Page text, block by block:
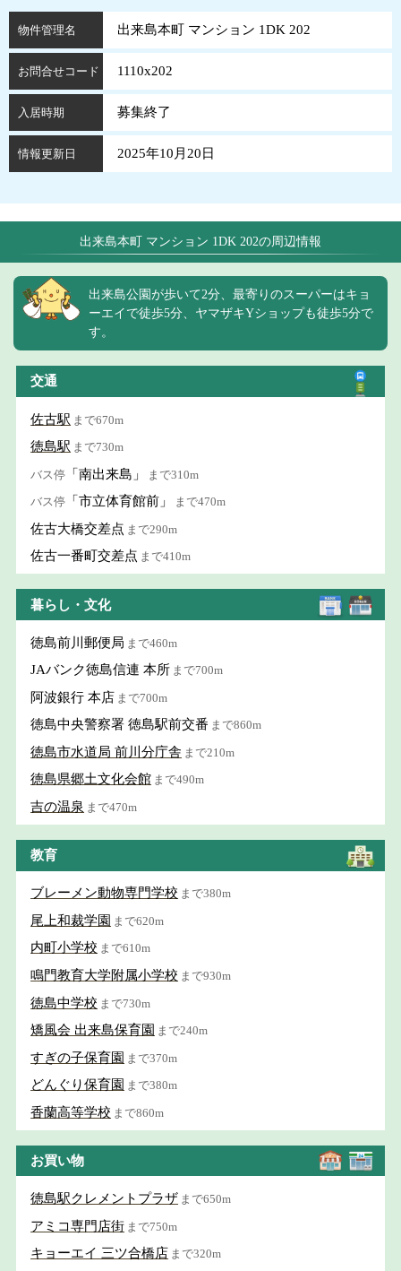
物件管理名 出来島本町 マンション 1DK 202
お問合せコード 1110x202
入居時期 募集終了
情報更新日 2025年10月20日
出来島本町 マンション 1DK 202の周辺情報
出来島公園が歩いて2分、最寄りのスーパーはキョ
ーエイで徒歩5分、ヤマザキYショップも徒歩5分で
す。
交通
佐古駅 まで670m
徳島駅 まで730m
バス停 「南出来島」 まで310m
バス停 「市立体育館前」 まで470m
佐古大橋交差点 まで290m
佐古一番町交差点 まで410m
暮らし・文化
徳島前川郵便局 まで460m
JAバンク徳島信連 本所 まで700m
阿波銀行 本店 まで700m
徳島中央警察署 徳島駅前交番 まで860m
徳島市水道局 前川分庁舎 まで210m
徳島県郷土文化会館 まで490m
吉の温泉 まで470m
教育
ブレーメン動物専門学校 まで380m
尾上和裁学園 まで620m
内町小学校 まで610m
鳴門教育大学附属小学校 まで930m
徳島中学校 まで730m
矯風会 出来島保育園 まで240m
すぎの子保育園 まで370m
どんぐり保育園 まで380m
香蘭高等学校 まで860m
お買い物
徳島駅クレメントプラザ まで650m
アミコ専門店街 まで750m
キョーエイ 三ツ合橋店 まで320m